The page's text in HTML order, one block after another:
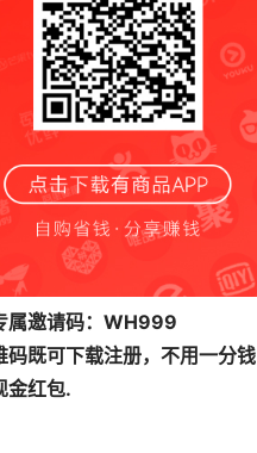
属邀请码：WH999
码既可下载注册，不用一分
金红包.